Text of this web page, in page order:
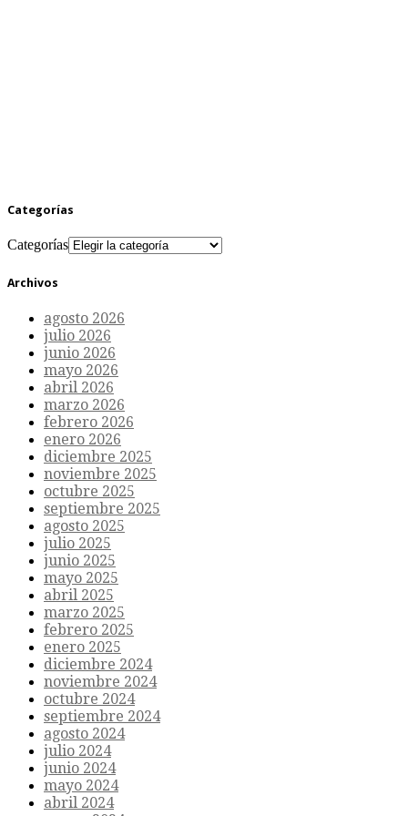
Categorías
Categorías
Archivos
agosto 2026
julio 2026
junio 2026
mayo 2026
abril 2026
marzo 2026
febrero 2026
enero 2026
diciembre 2025
noviembre 2025
octubre 2025
septiembre 2025
agosto 2025
julio 2025
junio 2025
mayo 2025
abril 2025
marzo 2025
febrero 2025
enero 2025
diciembre 2024
noviembre 2024
octubre 2024
septiembre 2024
agosto 2024
julio 2024
junio 2024
mayo 2024
abril 2024